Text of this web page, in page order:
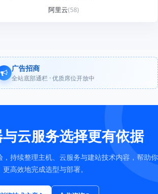
阿里云(58)
广告招商
全站底部通栏 · 优质席位开放中
云服务选择更有依据
，持续整理主机、云服务与建站技术内容，帮助你
更高效地完成选型与部署。